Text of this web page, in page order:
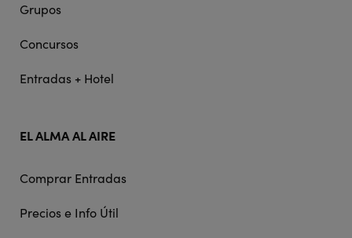
Grupos
Concursos
Entradas + Hotel
EL ALMA AL AIRE
Comprar Entradas
Precios e Info Útil